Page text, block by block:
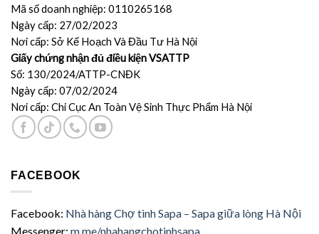
Mã số doanh nghiệp: 0110265168
Ngày cấp: 27/02/2023
Nơi cấp: Sở Kế Hoạch Và Đầu Tư Hà Nội
Giấy chứng nhận đủ điều kiện VSATTP
Số: 130/2024/ATTP-CNĐK
Ngày cấp: 07/02/2024
Nơi cấp: Chi Cục An Toàn Vệ Sinh Thực Phẩm Hà Nội
FACEBOOK
Facebook: Nhà hàng Chợ tình Sapa – Sapa giữa lòng Hà Nội
Messenger: m.me/nhahangchotinhsapa